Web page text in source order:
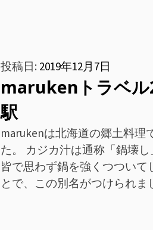
投稿日: 2019年12月7日
marukenトラベ
駅
marukenは北海道の郷土料理
た。 カジカ汁は通称「鍋壊
皆で思わず鍋を強くつつい
とで、この別名がつけられま